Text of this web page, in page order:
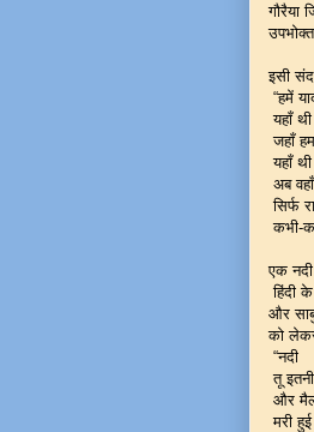
गौरैया
इसी
“हमें
यहाँ
जहाँ
यहाँ
अब
सिर्फ
कभी-
एक
हिंदी
और
को
“नदी
तू
और
मरी